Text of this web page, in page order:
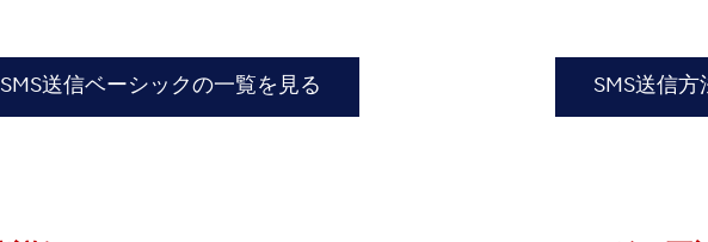
SMS送信ベーシックの一覧を見る SMS送信